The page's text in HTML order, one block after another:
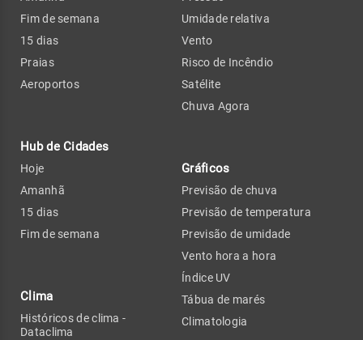
Fim de semana
15 dias
Praias
Aeroportos
Hub de Cidades
Hoje
Amanhã
15 dias
Fim de semana
Clima
Históricos de clima -
Dataclima
Umidade relativa
Vento
Risco de Incêndio
Satélite
Chuva Agora
Gráficos
Previsão de chuva
Previsão de temperatura
Previsão de umidade
Vento hora a hora
Índice UV
Tábua de marés
Climatologia